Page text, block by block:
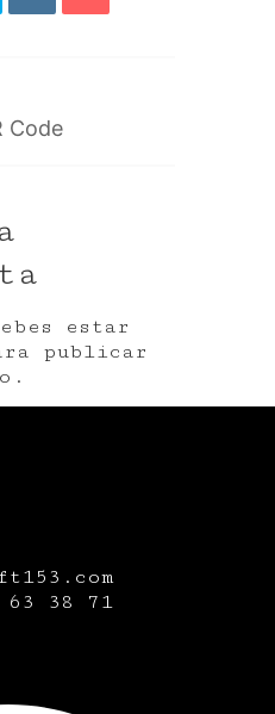
estar
publicar
63 38 71